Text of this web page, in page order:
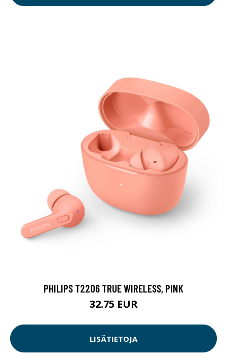
PHILIPS T2206 TRUE WIRELESS, PINK
32.75 EUR
LISÄTIETOJA